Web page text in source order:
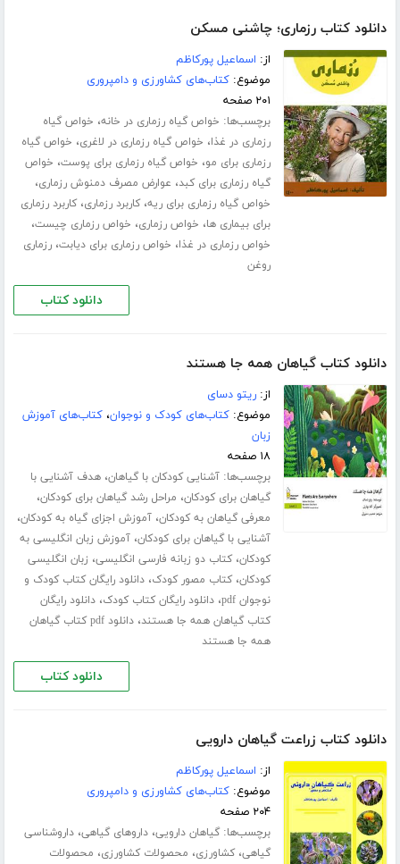
دانلود کتاب رزماری؛ چاشنی مسکن
از: اسماعیل پورکاظم
موضوع:کتاب‌های کشاورزی و دامپروری
۲۰۱ صفحه
برچسب‌ها: خواص گیاه رزماری در خانه، خواص گیاه
رزماری در غذا، خواص گیاه رزماری در لاغری، خواص گیاه
رزماری برای مو، خواص گیاه رزماری برای پوست، خواص
گیاه رزماری برای کبد، عوارض مصرف دمنوش رزماری،
خواص گیاه رزماری برای ریه،کاربرد رزماری،کاربرد رزماری
برای بیماری ها، خواص رزماری، خواص رزماری چیست،
خواص رزماری در غذا، خواص رزماری برای دیابت،رزماری
روغن
دانلود کتاب
دانلود کتاب گیاهان همه جا هستند
از:ریتو دسای
موضوع:کتاب‌های کودک و نوجوان،کتاب‌های آموزش
زبان
۱۸ صفحه
برچسب‌ها:آشنایی کودکان با گیاهان،هدف آشنایی با
گیاهان برای کودکان، مراحل رشد گیاهان برای کودکان،
معرفی گیاهان به کودکان،آموزش اجزای گیاه به کودکان،
آشنایی با گیاهان برای کودکان،آموزش زبان انگلیسی به
کودکان،کتاب دو زبانه فارسی انگلیسی، زبان انگلیسی
کودکان،کتاب مصور کودک،دانلود رایگان کتاب کودک و
نوجوان pdf
،دانلود رایگان کتاب کودک،دانلود رایگان
کتاب گیاهان همه جا هستند،
دانلود pdf کتاب گیاهان
همه جا هستند
دانلود کتاب
دانلود کتاب زراعت گیاهان دارویی
از: اسماعیل پورکاظم
موضوع:کتاب‌های کشاورزی و دامپروری
۲۰۴ صفحه
برچسب‌ها:گیاهان دارویی،داروهای گیاهی،داروشناسی
گیاهی،کشاورزی، محصولات کشاورزی، محصولات